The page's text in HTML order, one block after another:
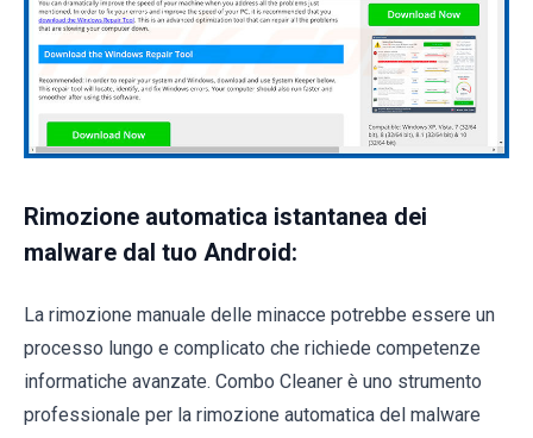
Rimozione automatica istantanea dei
malware dal tuo Android:
La rimozione manuale delle minacce potrebbe essere un
processo lungo e complicato che richiede competenze
informatiche avanzate. Combo Cleaner è uno strumento
professionale per la rimozione automatica del malware